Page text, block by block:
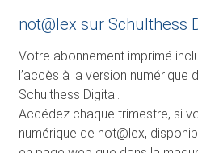
not@lex sur Schulthess
Votre abonnement imprimé
l’accès à la version numérique
Schulthess Digital.
Accédez chaque trimestre, si
numérique de not@lex,